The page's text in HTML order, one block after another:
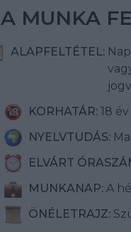
A MUNKA
ALAPFELTÉTEL:
KORHATÁR: 18
NYELVTUDÁS:
ELVÁRT
MUNKANAP: A
ÖNÉLETRAJZ: